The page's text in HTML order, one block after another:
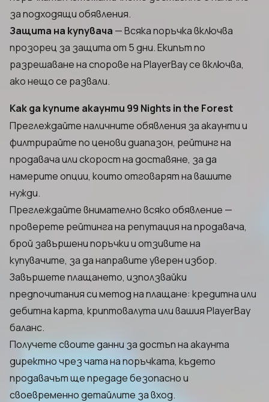
за подходящи обявления.
Защита на купувача — Всяка поръчка включва
прозорец за защита от 5 дни. Екипът по
разрешаване на спорове на PlayerBay се включва,
ако нещо се развали.
Как да купите акаунти 99 Nights in the Forest
Преглеждайте наличните обявления за акаунти и
филтрирайте по ценови диапазон, рейтинг на
продавача или скорост на доставяне, за да
намерите опции, които отговарят на вашите
нужди.
Преглеждайте внимателно всяко обявление —
проверете рейтинга на репутация на продавача,
брой завършени поръчки и отзивите на
купувачите, за да направите уверен избор.
Завършете плащането, използвайки
предпочитания си метод на плащане: кредитна или
дебитна карта, криптовалута или вашия PlayerBay
баланс.
Получете своите данни за достъп на акаунта
директно чрез чата на поръчката, където
продавачът ще предаде безопасно и
своевременно детайлите за вход.